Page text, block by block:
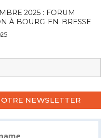
2025 : FORUM
À BOURG-EN-BRESSE
NEWSLETTER